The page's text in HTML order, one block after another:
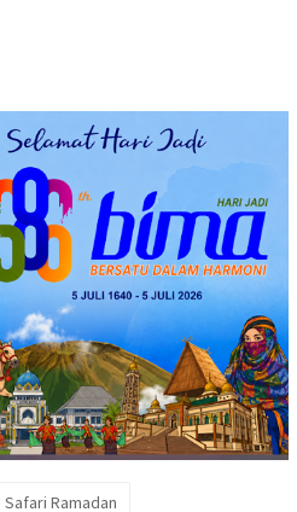
Safari Ramadan